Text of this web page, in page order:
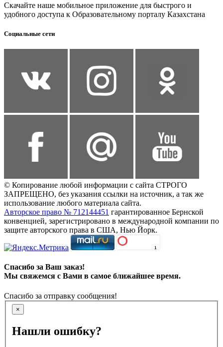
Скачайте наше мобильное приложение для быстрого и
удобного доступа к Образовательному порталу Казахстана
Социальные сети
© Копирование любой информации с сайта СТРОГО
ЗАПРЕЩЕНО, без указания ссылки на источник, а так же
использование любого материала сайта.
Авторское право № 712144451 гарантированное Бернской
конвенцией, зарегистрировано в международной компании по
защите авторского права в США, Нью Йорк.
Спасибо за Ваш заказ!
Мы свяжемся с Вами в самое ближайшее время.
Спасибо за отправку сообщения!
×
Нашли ошибку?